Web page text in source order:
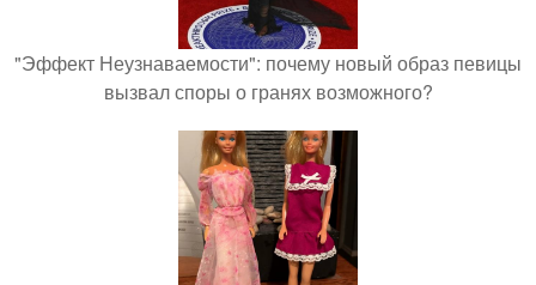
"Эффект Неузнаваемости": почему новый образ певицы
вызвал споры о гранях возможного?